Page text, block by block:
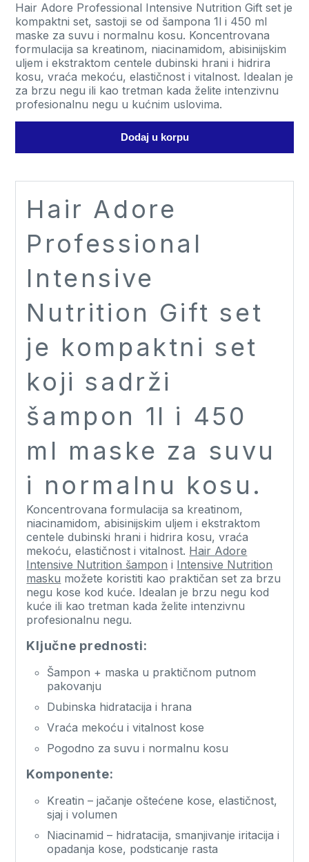
set
šampon
1l
+
maska
450
ml
quantity
Hair Adore Professional Intensive Nutrition Gift set je
kompaktni set, sastoji se od šampona 1l i 450 ml
maske za suvu i normalnu kosu. Koncentrovana
formulacija sa kreatinom, niacinamidom, abisinijskim
uljem i ekstraktom centele dubinski hrani i hidrira
kosu, vraća mekoću, elastičnost i vitalnost. Idealan je
za brzu negu ili kao tretman kada želite intenzivnu
profesionalnu negu u kućnim uslovima.
Dodaj u korpu
Hair Adore
Professional
Intensive
Nutrition Gift set
je kompaktni set
koji sadrži
šampon 1l i 450
ml maske za suvu
i normalnu kosu.
Koncentrovana formulacija sa kreatinom,
niacinamidom, abisinijskim uljem i ekstraktom
centele dubinski hrani i hidrira kosu, vraća
mekoću, elastičnost i vitalnost. Hair Adore
Intensive Nutrition šampon i Intensive Nutrition
masku možete koristiti kao praktičan set za brzu
negu kose kod kuće. Idealan je brzu negu kod
kuće ili kao tretman kada želite intenzivnu
profesionalnu negu.
Ključne prednosti:
Šampon + maska u praktičnom putnom
pakovanju
Dubinska hidratacija i hrana
Vraća mekoću i vitalnost kose
Pogodno za suvu i normalnu kosu
Komponente:
Kreatin – jačanje oštećene kose, elastičnost,
sjaj i volumen
Niacinamid – hidratacija, smanjivanje iritacija i
opadanja kose, podsticanje rasta